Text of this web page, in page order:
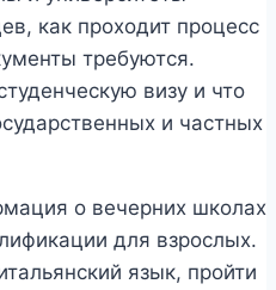
как проходит процесс
требуются.
визу и что
и частных
о вечерних школах
для взрослых.
язык, пройти